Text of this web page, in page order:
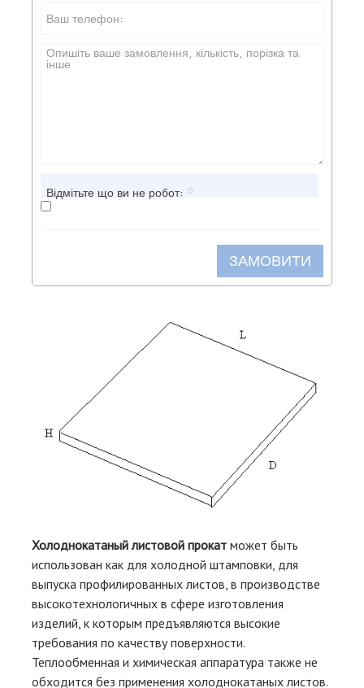
Відмітьте що ви не робот:
ЗАМОВИТИ
Холоднокатаный листовой прокат может быть
использован как для холодной штамповки, для
выпуска профилированных листов, в производстве
высокотехнологичных в сфере изготовления
изделий, к которым предъявляются высокие
требования по качеству поверхности.
Теплообменная и химическая аппаратура также не
обходится без применения холоднокатаных листов.